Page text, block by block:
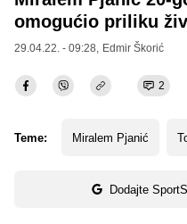
omogućio priliku
29.04.22. - 09:28, Edmir Škorić
2
Teme: Miralem Pjanić
Dodajte